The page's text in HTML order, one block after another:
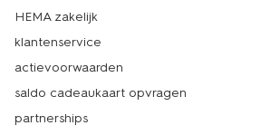
HEMA zakelijk
klantenservice
actievoorwaarden
saldo cadeaukaart opvragen
partnerships